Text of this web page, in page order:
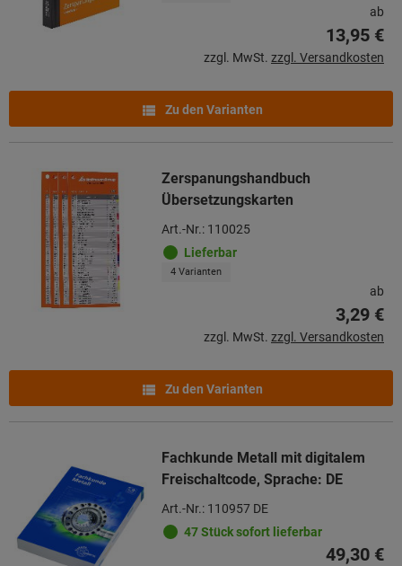
ab
13,95 €
zzgl. MwSt. zzgl. Versandkosten
Zu den Varianten
Zerspanungshandbuch
Übersetzungskarten
Art.-Nr.: 110025
Lieferbar
4 Varianten
ab
3,29 €
zzgl. MwSt. zzgl. Versandkosten
Zu den Varianten
Fachkunde Metall mit digitalem
Freischaltcode, Sprache: DE
Art.-Nr.: 110957 DE
47 Stück sofort lieferbar
49,30 €